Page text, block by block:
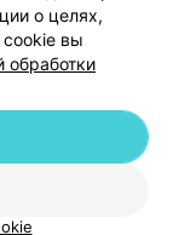
Республика Беларусь,
о целях,
cookie вы
обработки